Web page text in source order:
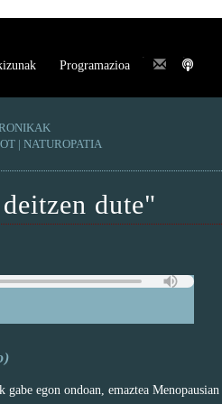
Programazioa
. .
| NATUROPATIA
dute"
egon ondoan, emaztea Menopausian